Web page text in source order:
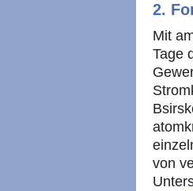
2.
Mit
Tage
von